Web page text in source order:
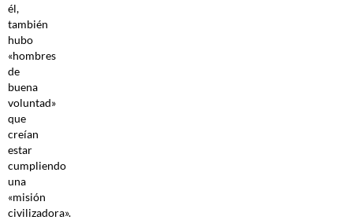
él,
también
hubo
«hombres
de
buena
voluntad»
que
creían
estar
cumpliendo
una
«misión
civilizadora».